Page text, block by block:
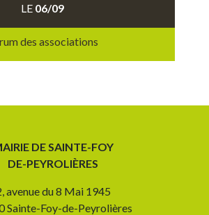
LE 06/09
des associations
DE SAINTE-FOY
DE-PEYROLIÈRES
avenue du 8 Mai 1945
Sainte-Foy-de-Peyrolières